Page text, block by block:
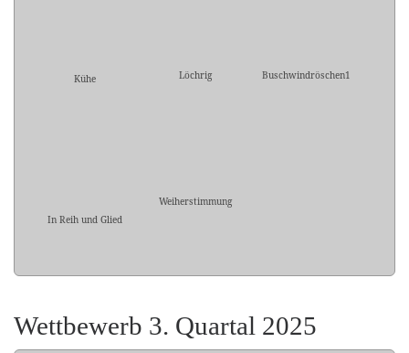
Kühe Löchrig Buschwindröschen1
In Reih und Glied
Weiherstimmung
Wettbewerb 3. Quartal 2025